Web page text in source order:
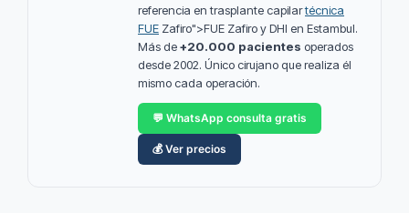
referencia en trasplante capilartécnica
FUE Zafiro">FUE Zafiro y DHI en Estambul.
Más de+20.000 pacientes operados
desde 2002. Único cirujano que realiza él
mismo cada operación.
💬 WhatsApp consulta gratis
💰 Ver precios